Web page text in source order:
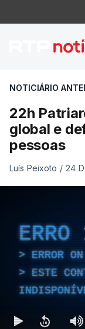
22h
NOTICIÁRIO
22h
global e
pessoas
Luís Peixoto / 24
ERRO
ERROR
ESTE